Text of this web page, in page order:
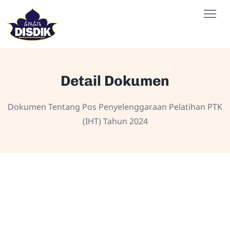
Detail Dokumen
Dokumen Tentang Pos Penyelenggaraan Pelatihan PTK
(IHT) Tahun 2024